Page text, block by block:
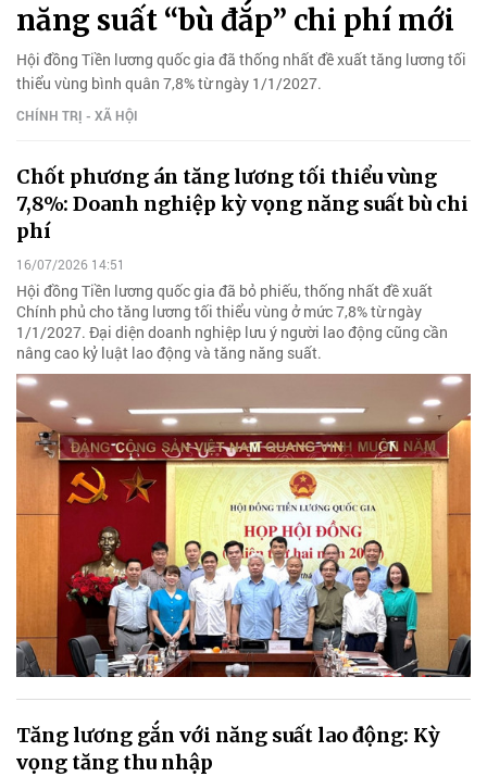
năng suất “bù đắp” chi phí mới
Hội đồng Tiền lương quốc gia đã thống nhất đề xuất tăng lương tối
thiểu vùng bình quân 7,8% từ ngày 1/1/2027.
CHÍNH TRỊ - XÃ HỘI
Chốt phương án tăng lương tối thiểu vùng
7,8%: Doanh nghiệp kỳ vọng năng suất bù chi
phí
16/07/2026 14:51
Hội đồng Tiền lương quốc gia đã bỏ phiếu, thống nhất đề xuất
Chính phủ cho tăng lương tối thiểu vùng ở mức 7,8% từ ngày
1/1/2027. Đại diện doanh nghiệp lưu ý người lao động cũng cần
nâng cao kỷ luật lao động và tăng năng suất.
Tăng lương gắn với năng suất lao động: Kỳ
vọng tăng thu nhập